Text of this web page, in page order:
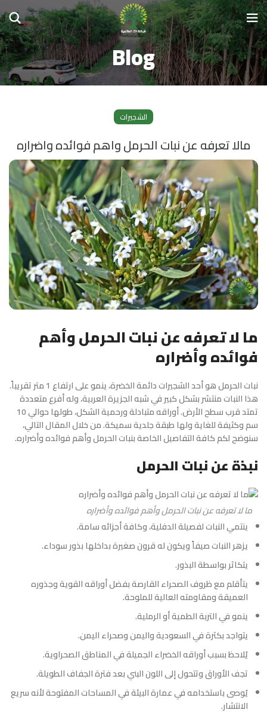
Blog
الشجيرات
مالا تعرفه عن نبات الحرمل واهم فوائده واضراره
ما لا تعرفه عن نبات الحرمل وأهم
فوائده وأضراره
نبات الحرمل هو أحد الشجيرات دائمة الخضرة، ينمو على ارتفاع 1 متر تقريباً.
هذا النبات منتشر بشكل كبير في شبه الجزيرة العربية، وله أفرع متعددة
تمتد قرب سطح الأرض. أوراقه متبادلة ورحمية الشكل، طولها حوالي 10
سم وكثيفة للغاية ولها طبقة جلدية سميكة. من خلال المقال التالي،
سنوضح لكم كافة التفاصيل الخاصة بنبات الحرمل وأهم فوائده وأضراره.
نبذة عن نبات الحرمل
ما لا تعرفه عن نبات الحرمل وأهم فوائده وأضراره
ينتمي النبات لفصيلة الدفلية، وكافة أجزائه سامة.
يزهر النبات صيفاً ويكون له قرون صغيرة بداخلها بذور سوداء.
يتكاثر بواسطة البذور.
يتأقلم مع ظروف الصحراء القارصة بفضل أوراقه القوية وجذوره
العميقة ومقاومته العالية للملوحة.
ينمو في التربة الطمية أو الرملية.
يتواجد بكثرة في السعودية واليمن وصحراء اليمن.
يُلاحظ بسبب أوراقه الخضراء الجميلة في المناطق الصحراوية.
تجف الأوراق وتتحول إلى اللون البني بعد فترة الجفاف الطويلة.
يُوصى باستخدامه في عمارة البيئة في المساحات المفتوحة لأنه سريع
الانتشار.